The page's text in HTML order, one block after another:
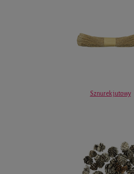
Sznurek jutowy